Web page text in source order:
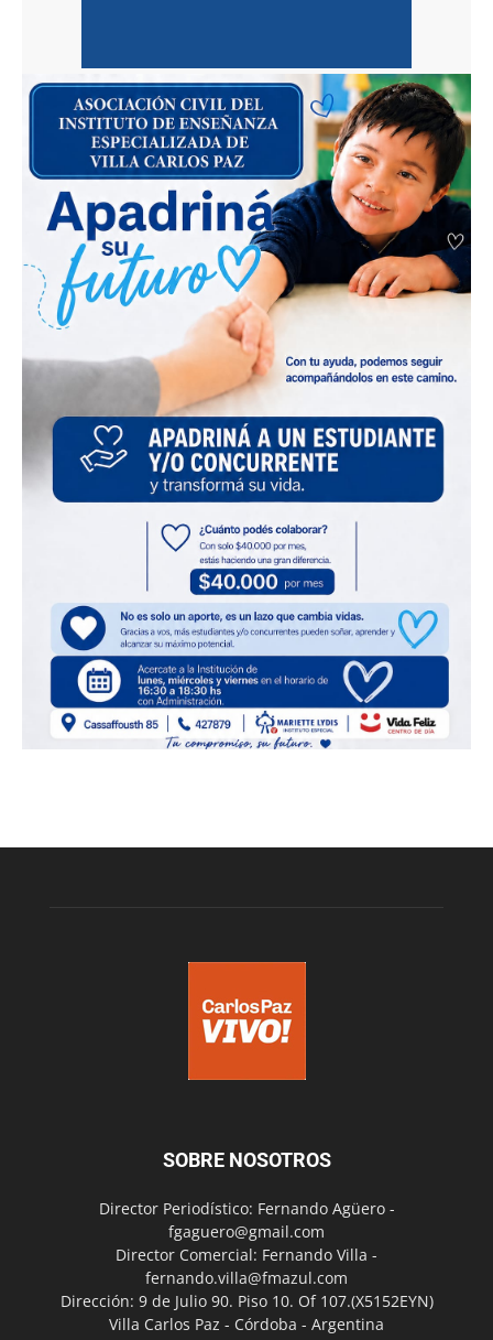
SOBRE NOSOTROS
Director Periodístico: Fernando Agüero -
fgaguero@gmail.com
Director Comercial: Fernando Villa -
fernando.villa@fmazul.com
Dirección: 9 de Julio 90. Piso 10. Of 107.(X5152EYN)
Villa Carlos Paz - Córdoba - Argentina